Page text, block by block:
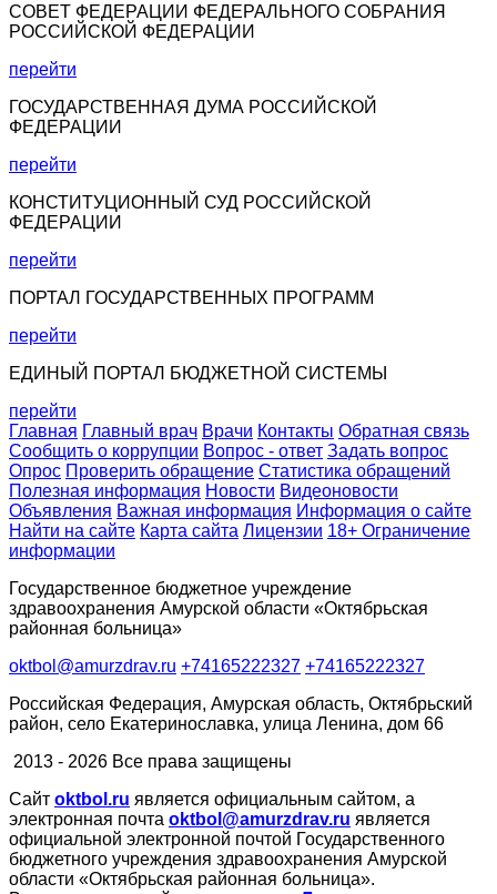
СОВЕТ ФЕДЕРАЦИИ ФЕДЕРАЛЬНОГО СОБРАНИЯ
РОССИЙСКОЙ ФЕДЕРАЦИИ
перейти
ГОСУДАРСТВЕННАЯ ДУМА РОССИЙСКОЙ
ФЕДЕРАЦИИ
перейти
КОНСТИТУЦИОННЫЙ СУД РОССИЙСКОЙ
ФЕДЕРАЦИИ
перейти
ПОРТАЛ ГОСУДАРСТВЕННЫХ ПРОГРАММ
перейти
ЕДИНЫЙ ПОРТАЛ БЮДЖЕТНОЙ СИСТЕМЫ
перейти
Главная Главный врач Врачи Контакты Обратная связь
Сообщить о коррупции Вопрос - ответ Задать вопрос
Опрос Проверить обращение Статистика обращений
Полезная информация Новости Видеоновости
Объявления Важная информация Информация о сайте
Найти на сайте Карта сайта Лицензии 18+ Ограничение
информации
Государственное бюджетное учреждение
здравоохранения Амурской области «Октябрьская
районная больница»
oktbol@amurzdrav.ru +74165222327 +74165222327
Российская Федерация, Амурская область, Октябрьский
район, село Екатеринославка, улица Ленина, дом 66
2013 - 2026 Все права защищены
Сайт oktbol.ru является официальным сайтом, а
электронная почта oktbol@amurzdrav.ru является
официальной электронной почтой Государственного
бюджетного учреждения здравоохранения Амурской
области «Октябрьская районная больница».